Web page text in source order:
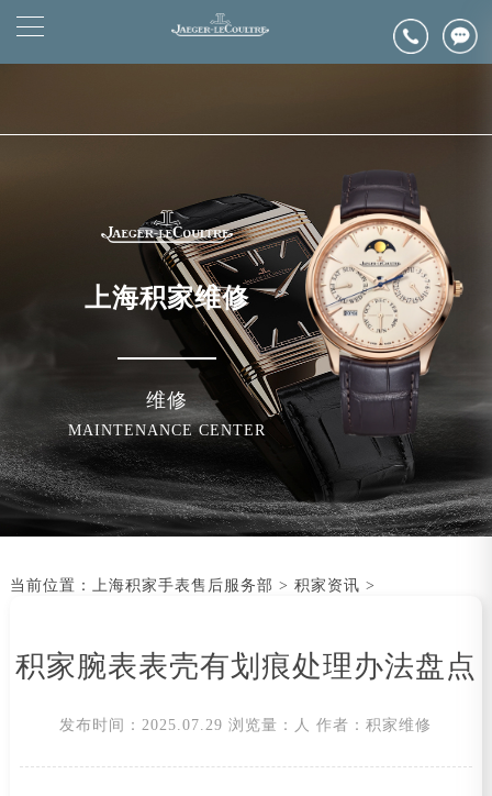
官网公告>
▲
▼
2026年6月上海市浪琴官方售后客户服务热线：400-992-0312
2026年6月浪琴售后服务中心最新网点地址：
节假日正常营业！
上海积家维修
维修
MAINTENANCE CENTER
当前位置： 上海积家手表售后服务部 > 积家资讯 >
积家腕表表壳有划痕处理办法盘点
发布时间：2025.07.29 浏览量： 人 作者：积家维修